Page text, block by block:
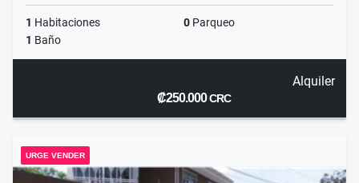
1 Habitaciones 0 Parqueo
1 Baño
Alquiler
₡250.000CRC
URGE VENDER